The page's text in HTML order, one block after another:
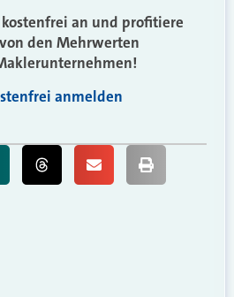
an und profitiere
den Mehrwerten
anmelden